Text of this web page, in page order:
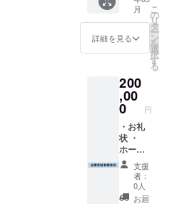
載 ・通
常掲載
割引券7
枚 以上
月
詳細を見る
こ
の
リ
タ
ー
ン
を
選
択
す
る
200
,00
0 円
・お礼
状 ・
ホーム
ページ
作成後
パトロ
ン紹介
支援
者：
0人
お届